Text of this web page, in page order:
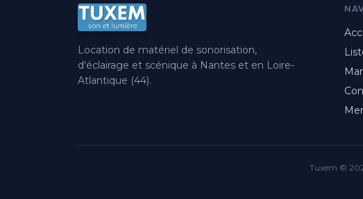
Location de matériel de sonorisation,
d'éclairage et scénique à Nantes et en Loire-
Atlantique (44).
Tuxem ©